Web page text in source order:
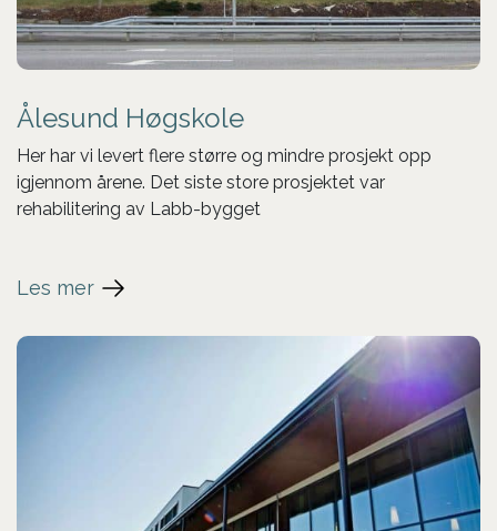
Ålesund Høgskole
Her har vi levert flere større og mindre prosjekt opp
igjennom årene. Det siste store prosjektet var
rehabilitering av Labb-bygget
Les mer